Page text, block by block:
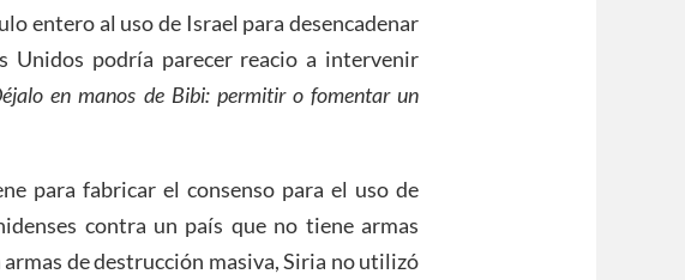
entero al uso de Israel para desencadenar
Unidos podría parecer reacio a intervenir
en manos de Bibi: permitir o fomentar un
para fabricar el consenso para el uso de
contra un país que no tiene armas
de destrucción masiva, Siria no utilizó